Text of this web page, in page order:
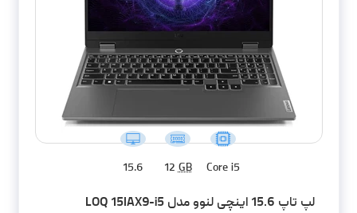
Core i5
12GB
15.6
لپ تاپ 15.6 اینچی لنوو مدل LOQ 15IAX9-i5